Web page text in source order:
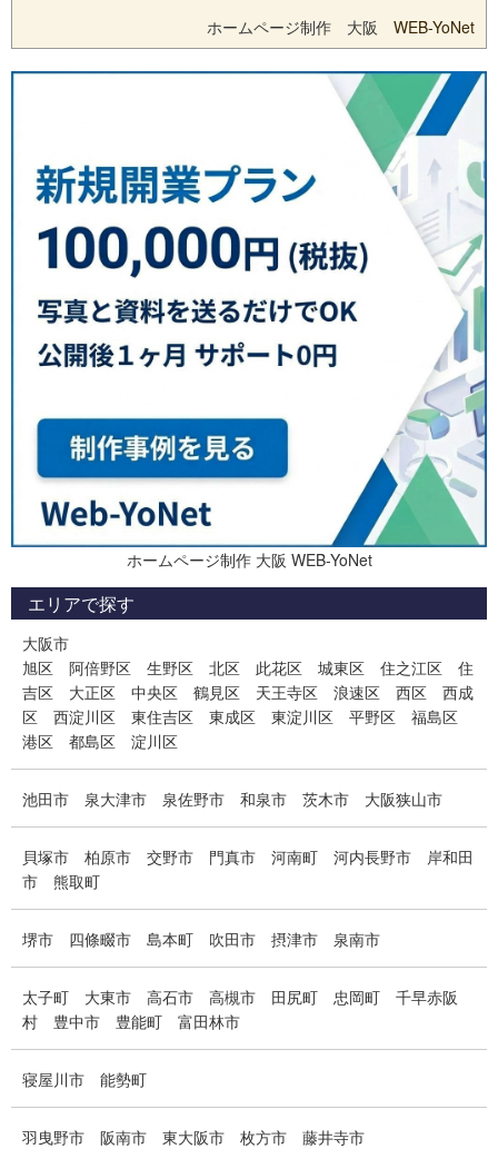
ホームページ制作 大阪 WEB-YoNet
ホームページ制作 大阪 WEB-YoNet
エリアで探す
大阪市
旭区
阿倍野区 生野区 北区 此花区 城東区 住之江区
住
吉区
大正区 中央区 鶴見区 天王寺区 浪速区 西区
西成
区
西淀川区 東住吉区 東成区 東淀川区 平野区
福島区
港区
都島区 淀川区
池田市 泉大津市 泉佐野市 和泉市 茨木市 大阪狭山市
貝塚市 柏原市 交野市 門真市 河南町 河内長野市
岸和田
市
熊取町
堺市 四條畷市 島本町 吹田市 摂津市 泉南市
太子町 大東市 高石市 高槻市 田尻町 忠岡町
千早赤阪
村
豊中市 豊能町 富田林市
寝屋川市 能勢町
羽曳野市 阪南市 東大阪市 枚方市 藤井寺市